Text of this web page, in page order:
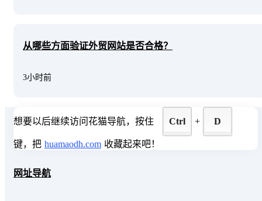
从哪些方面验证外贸网站是否合格？
3小时前
想要以后继续访问花猫导航，按住 Ctrl + D
键，把 huamaodh.com 收藏起来吧！
网址导航